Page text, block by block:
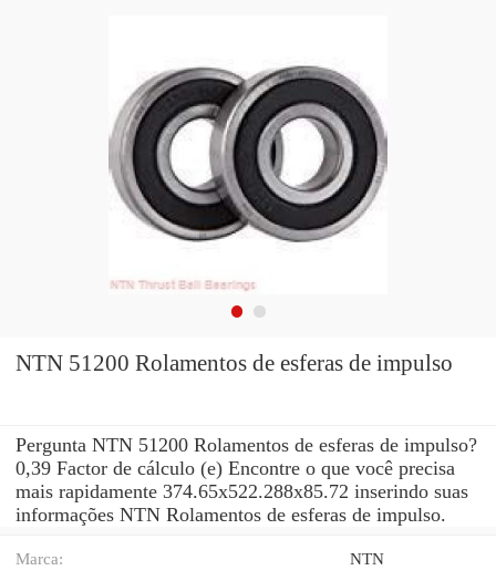
NTN 51200 Rolamentos de esferas de impulso
Pergunta NTN 51200 Rolamentos de esferas de impulso?
0,39 Factor de cálculo (e) Encontre o que você precisa
mais rapidamente 374.65x522.288x85.72 inserindo suas
informações NTN Rolamentos de esferas de impulso.
Marca: NTN